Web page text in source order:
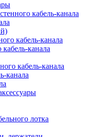
кабель-канала
кабель-канала
канала
кабель-канала
канала
лотка